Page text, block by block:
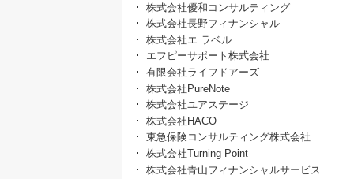
株式会社優和コンサルティング
株式会社長野フィナンシャル
株式会社エ.ラベル
エフピーサポート株式会社
有限会社ライフドアーズ
株式会社PureNote
株式会社ユアステージ
株式会社HACO
東急保険コンサルティング株式会社
株式会社Turning Point
株式会社青山フィナンシャルサービス